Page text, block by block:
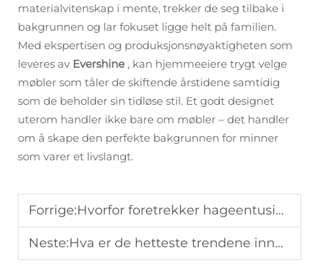
materialvitenskap i mente, trekker de seg tilbake i
bakgrunnen og lar fokuset ligge helt på familien.
Med ekspertisen og produksjonsnøyaktigheten som
leveres av Evershine , kan hjemmeeiere trygt velge
møbler som tåler de skiftende årstidene samtidig
som de beholder sin tidløse stil. Et godt designet
uterom handler ikke bare om møbler – det handler
om å skape den perfekte bakgrunnen for minner
som varer et livslangt.
Forrige:Hvorfor foretrekker hageentusiaster hjørnesofasett for små hager?
Neste:Hva er de hetteste trendene innen utendørs møbler denne sommeren?